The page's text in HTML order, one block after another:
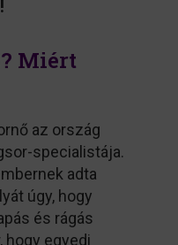
Miért
az ország
specialistája.
adta
úgy, hogy
és rágás
hogy egyedi